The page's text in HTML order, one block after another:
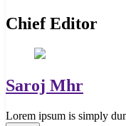
Chief Editor
Saroj Mhr
Lorem ipsum is simply